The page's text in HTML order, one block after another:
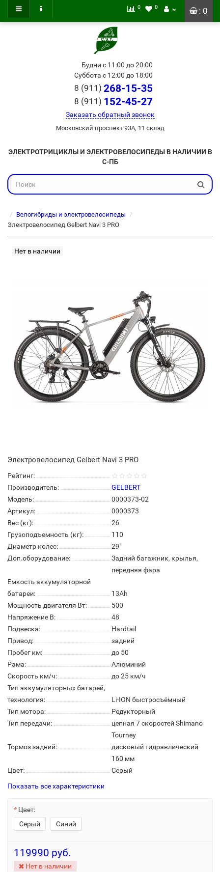
: 0
0 0
Будни с 11:00 до 20:00
Суббота с 12:00 до 18:00
8 (911) 268-15-35
8 (911) 152-45-27
Заказать обратный звонок
Московский проспект 93А, 11 склад
ЭЛЕКТРОТРИЦИКЛЫ И ЭЛЕКТРОВЕЛОСИПЕДЫ В НАЛИЧИИ В
С-ПБ
Велогибриды и электровелосипеды
Электровелосипед Gelbert Navi 3 PRO
Нет в наличии
Электровелосипед Gelbert Navi 3 PRO
Рейтинг:
Производитель:
GELBERT
Модель:
0000373-02
Артикул:
0000373
Вес (кг):
26
Грузоподъемность (кг):
110
Диаметр колес:
29"
Доп.оборудование:
Задний багажник, крылья,
передняя фара
Емкость аккумуляторной
батареи:
13Ah
Мощность двигателя Вт:
500
Напряжение В:
48
Подвеска:
Hardtail
Привод:
задний
Пробег км:
до 50
Рама:
Алюминий
Скорость км/ч:
до 25 км/ч
Тип аккумуляторных батарей,
технология:
Li-ION быстросъёмный
Тип мотора:
Редукторный
Тип передачи:
цепная 7 скоростей Shimano
Tourney
Тормоз задний:
дисковый гидравлический
160 мм
Цвет:
Серый
Показать все характеристики
Цвет:
Серый
Синий
119990 руб.
Нет в наличии